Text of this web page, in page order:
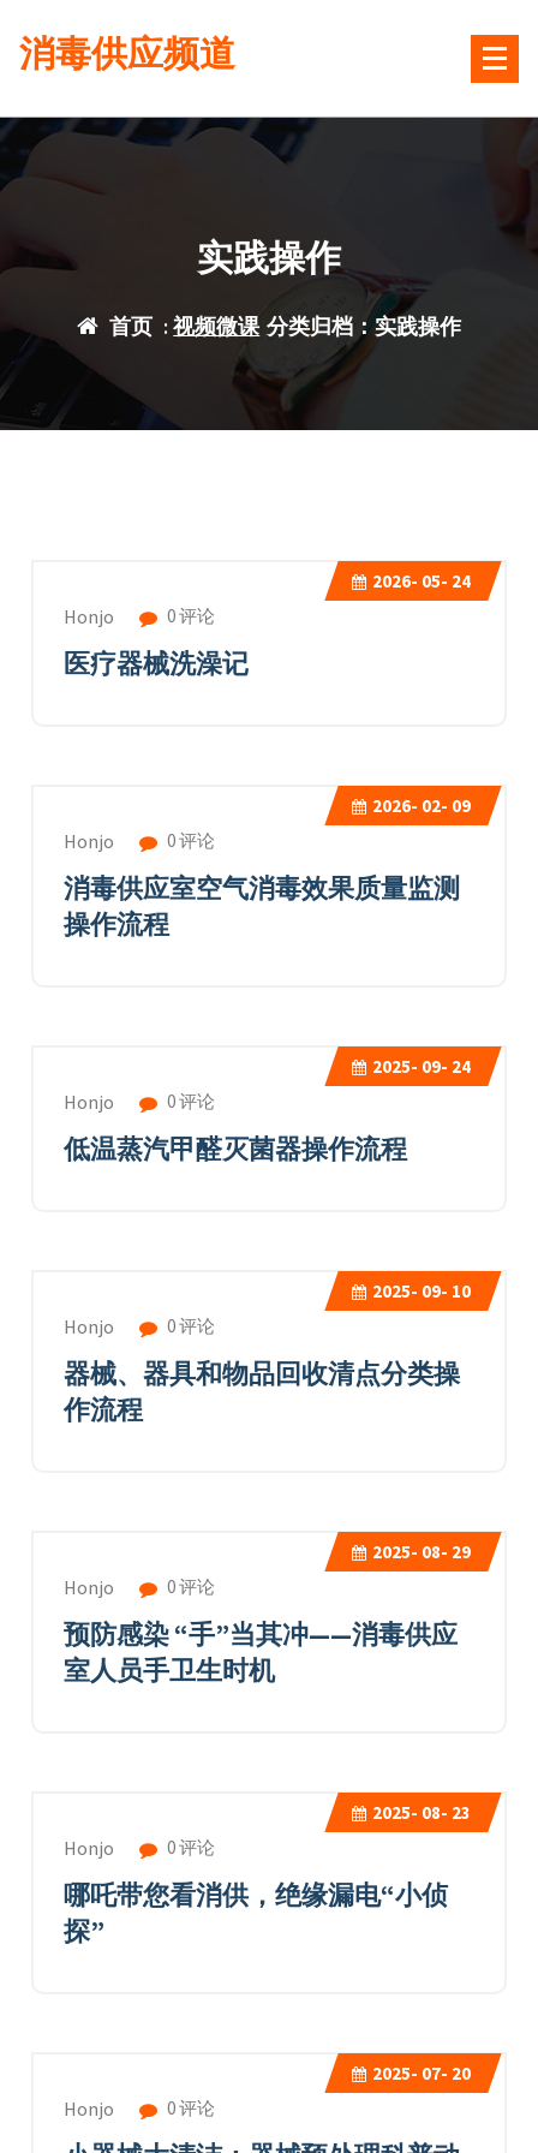
容
消毒供应频道
实践操作
首页 :视频微课 分类归档：实践操作
2026- 05- 24
Honjo 0 评论
医疗器械洗澡记
2026- 02- 09
Honjo 0 评论
消毒供应室空气消毒效果质量监测
操作流程
2025- 09- 24
Honjo 0 评论
低温蒸汽甲醛灭菌器操作流程
2025- 09- 10
Honjo 0 评论
器械、器具和物品回收清点分类操
作流程
2025- 08- 29
Honjo 0 评论
预防感染 “手”当其冲——消毒供应
室人员手卫生时机
2025- 08- 23
Honjo 0 评论
哪吒带您看消供，绝缘漏电“小侦
探”
2025- 07- 20
Honjo 0 评论